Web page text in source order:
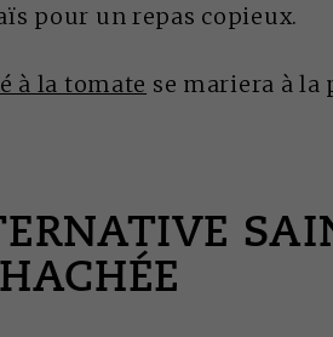
pour un repas copieux.
à la tomate se mariera à la